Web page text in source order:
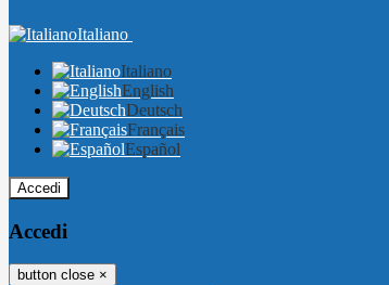
Italiano
Italiano
English
Deutsch
Français
Español
Accedi
Accedi
button close ×